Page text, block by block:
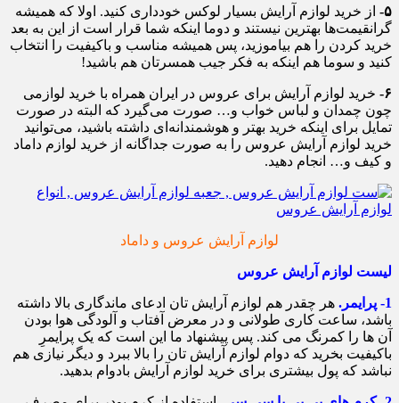
۵-
از خرید لوازم آرایش بسیار لوکس خودداری کنید. اولا که همیشه
گرانقیمت‌ها بهترین نیستند و دوما اینکه شما قرار است از این به بعد
خرید کردن را هم بیاموزید، پس همیشه مناسب و باکیفیت را انتخاب
کنید و سوما هم اینکه به فکر جیب همسرتان هم باشید!
۶-
خرید لوازم آرایش برای عروس در ایران همراه با خرید لوازمی
چون چمدان و لباس خواب و… صورت می‌گیرد که البته در صورت
تمایل برای اینکه خرید بهتر و هوشمندانه‌ای داشته باشید، می‌توانید
خرید لوازم آرایش عروس را به صورت جداگانه از خرید لوازم داماد
و کیف و… انجام دهید.
لوازم آرایش عروس و داماد
لیست لوازم آرایش عروس
1- پرایمر.
هر چقدر هم لوازم آرایش تان ادعای ماندگاری بالا داشته
باشد، ساعت کاری طولانی و در معرض آفتاب و آلودگی هوا بودن
آن ها را کمرنگ می کند. پس پیشنهاد ما این است که یک پرایمرِ
باکیفیت بخرید که دوام لوازم آرایش تان را بالا ببرد و دیگر نیازی هم
نباشد که پول بیشتری برای خرید لوازم آرایش بادوام بدهید.